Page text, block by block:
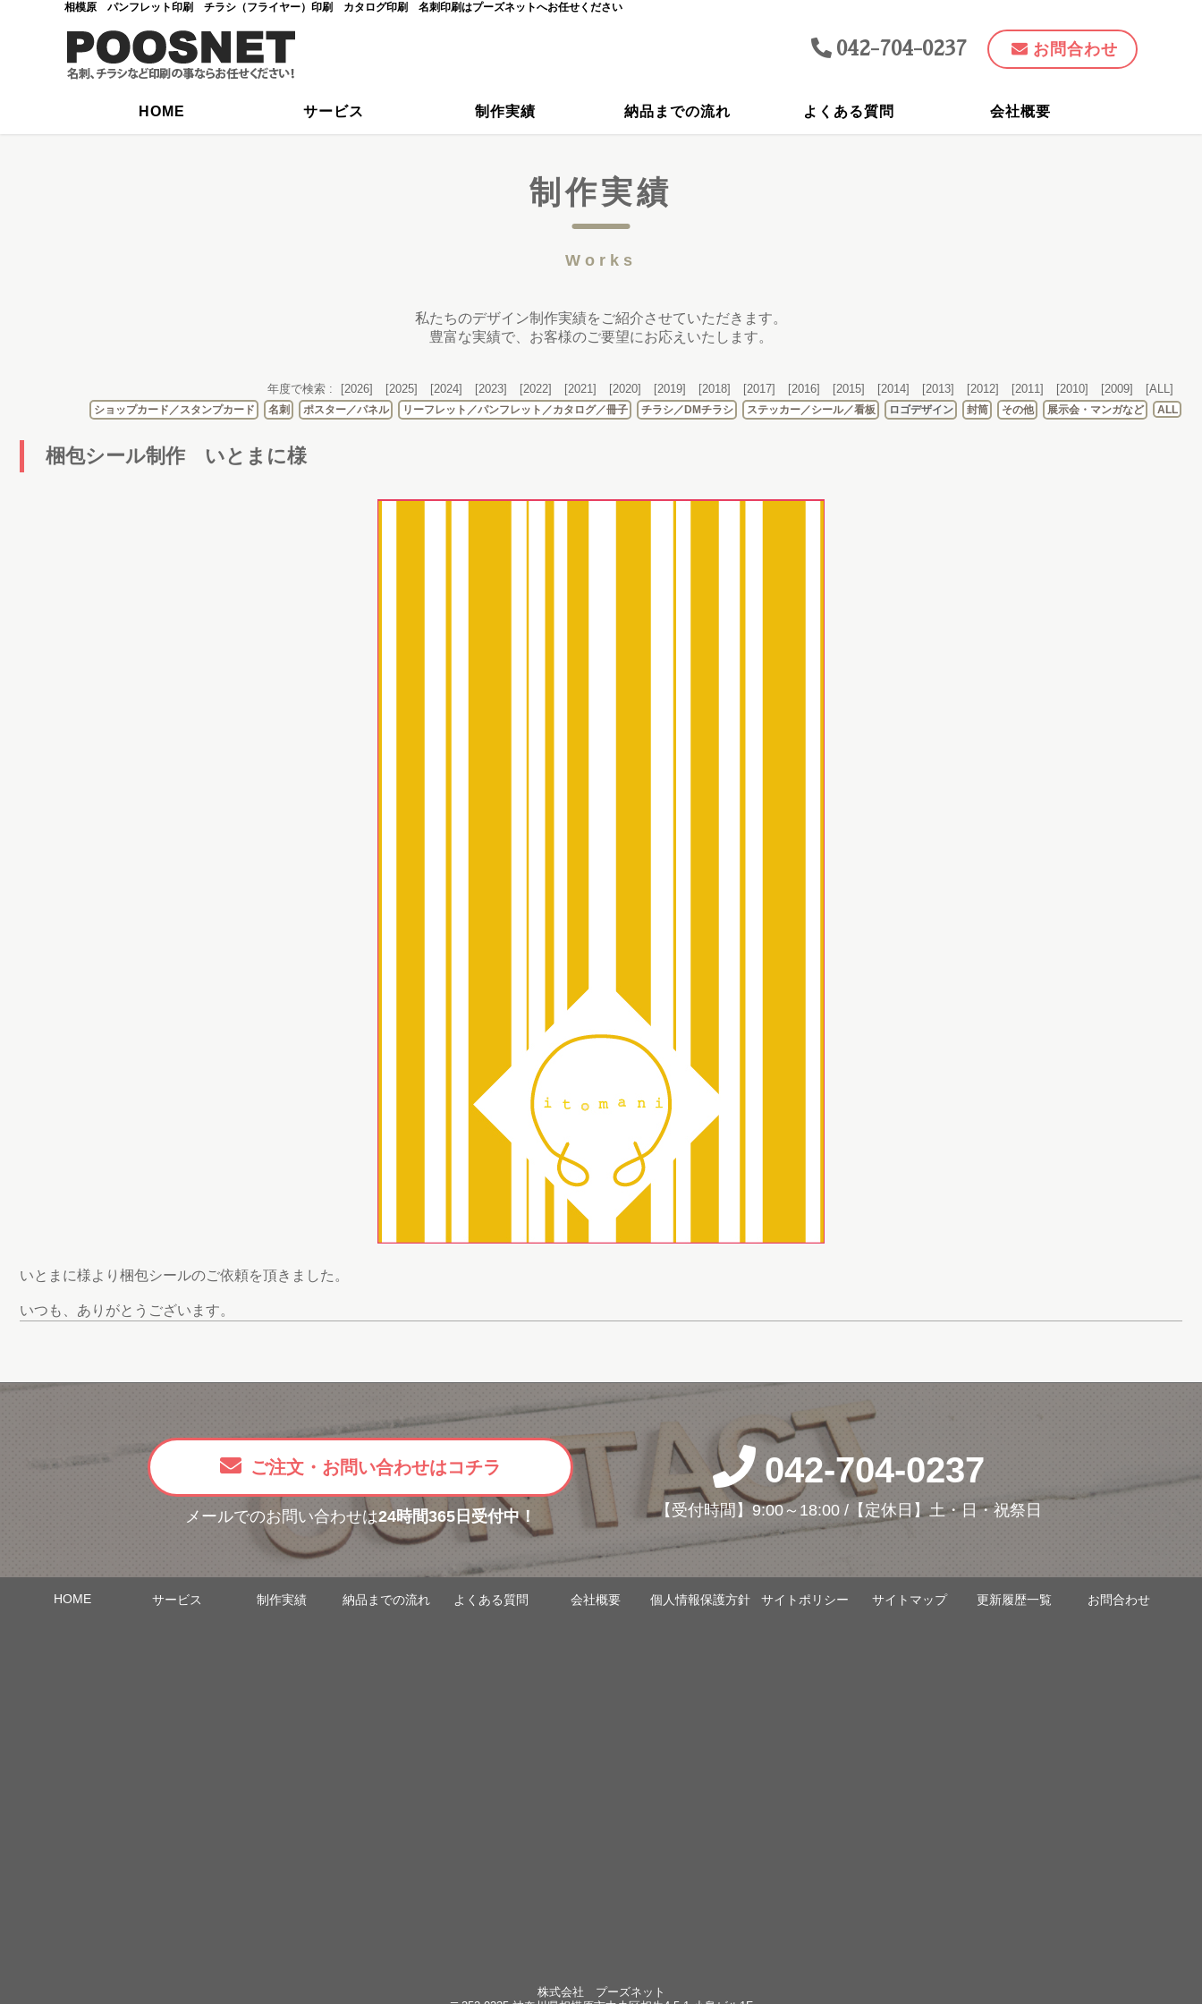
相模原 パンフレット印刷 チラシ（フライヤー）印刷 カタログ印刷 名刺印刷はプーズネットへお任せください
042-704-0237 お問合わせ
HOME サービス 制作実績 納品までの流れ よくある質問 会社概要
制作実績
Works
私たちのデザイン制作実績をご紹介させていただきます。
豊富な実績で、お客様のご要望にお応えいたします。
年度で検索 : [2026] [2025] [2024] [2023] [2022] [2021] [2020] [2019] [2018] [2017] [2016] [2015] [2014] [2013] [2012] [2011] [2010] [2009] [ALL]
ショップカード／スタンプカード 名刺 ポスター／パネル リーフレット／パンフレット／カタログ／冊子 チラシ／DMチラシ ステッカー／シール／看板 ロゴデザイン 封筒 その他 展示会・マンガなど ALL
梱包シール制作 いとまに様
いとまに様より梱包シールのご依頼を頂きました。
いつも、ありがとうございます。
ご注文・お問い合わせはコチラ
メールでのお問い合わせは24時間365日受付中！
042-704-0237
【受付時間】9:00～18:00 /【定休日】土・日・祝祭日
HOME サービス 制作実績 納品までの流れ よくある質問 会社概要 個人情報保護方針 サイトポリシー サイトマップ 更新履歴一覧 お問合わせ
株式会社 プーズネット